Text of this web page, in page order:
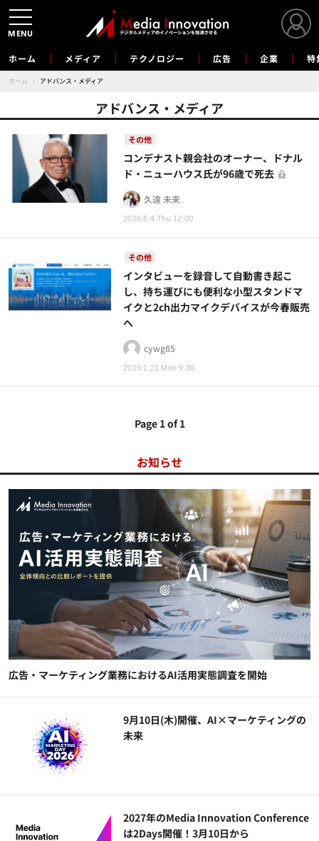
ホーム メディア テクノロジー 広告 企業 特
ホーム › アドバンス・メディア
アドバンス・メディア
その他
2026.6.4 Thu 12:00
コンデナスト親会社のオーナー、ドナル
ド・ニューハウス氏が96歳で死去
久遠 未来
その他
2019.1.21 Mon 9:30
インタビューを録音して自動書き起こ
し、持ち運びにも便利な小型スタンドマ
イクと2ch出力マイクデバイスが今春販売
へ
cywg85
Page 1 of 1
お知らせ
広告・マーケティング業務におけるAI活用実態調査を開始
9月10日(木)開催、AI×マーケティングの
未来
2027年のMedia Innovation Conference
は2Days開催！3月10日から
MENU